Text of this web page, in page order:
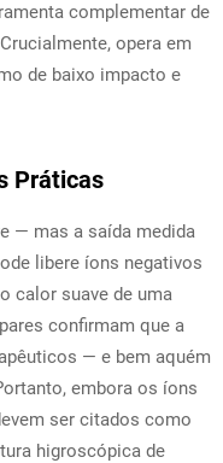
complementar de
opera em
de baixo impacto e
Práticas
— mas a saída medida
libere íons negativos
calor suave de uma
confirmam que a
— e bem aquém
embora os íons
ser citados como
higroscópica de